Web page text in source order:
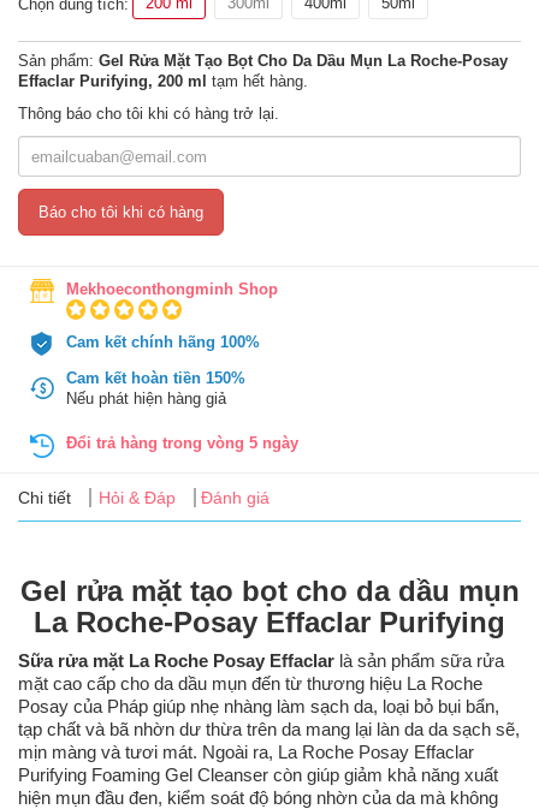
mẹ
Dành
cho
Đồ
dùng
trong
nhà
Tin
FAQ
Chọn dung tích:
Sản phẩm: Gel Rửa Mặt Tạo Bọt Cho Da Dầu Mụn La Roche-Posay
Effaclar Purifying, 200 ml tạm hết hàng.
Thông báo cho tôi khi có hàng trở lại.
Báo cho tôi khi có hàng
Mekhoeconthongminh Shop
Cam kết chính hãng 100%
Cam kết hoàn tiền 150%
Nếu phát hiện hàng giả
Đổi trả hàng trong vòng 5 ngày
Chi tiết Hỏi & Đáp Đánh giá
Gel rửa mặt tạo bọt cho da dầu mụn
La Roche-Posay Effaclar Purifying
Sữa rửa mặt La Roche Posay Effaclar là sản phẩm sữa rửa
mặt cao cấp cho da dầu mụn đến từ thương hiệu La Roche
Posay của Pháp giúp nhẹ nhàng làm sạch da, loại bỏ bụi bẩn,
tạp chất và bã nhờn dư thừa trên da mang lại làn da da sạch sẽ,
mịn màng và tươi mát. Ngoài ra, La Roche Posay Effaclar
Purifying Foaming Gel Cleanser còn giúp giảm khả năng xuất
hiện mụn đầu đen, kiểm soát độ bóng nhờn của da mà không